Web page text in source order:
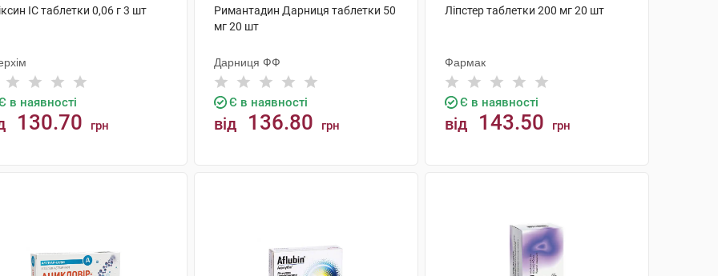
IC таблетки 0,06 г 3 шт
в наявності
130.70 грн
Римантадин Дарниця таблетки 50
мг 20 шт
Дарниця ФФ
Є в наявності
від 136.80 грн
Ліпстер таблетки 200 мг 20 шт
Фармак
Є в наявності
від 143.50 грн